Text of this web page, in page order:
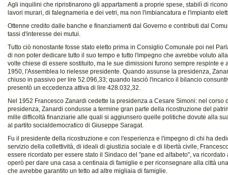
Agli inquilini che ripristinarono gli appartamenti a proprie spese, stabilì di
lavori murari, di falegnameria e dei vetri, ma non l'imbiancatura e l'impianto
Ottenne credito dalle banche e finanziamenti dal Governo e contributi dal
tassi d'interesse dei mutui.
Tutto ciò nonostante fosse stato eletto prima in Consiglio Comunale poi nel
di non poter dedicare tutto il suo tempo e tutto l'impegno che avrebbe voluto
volte chiese di essere sostituito, ma le sue dimissioni furono sempre respinte e
1950, l'Assemblea lo rielesse presidente. Quando assunse la presidenza,
chiuso in passivo per lire 52.096,33; quando lasciò l'incarico il bilancio
presentò un eccedenza attiva di lire 428.032,32.
Nel 1952 Francesco Zanardi cedette la presidenza a Cesare Simoni: nel corso
presidenza, Zanardi condusse a termine gran parte della ricostruzione del
mille difficoltà finanziarie alle quali si aggiunsero quelle politiche dovute alla
al partito socialdemocratico di Giuseppe Saragat.
Fu il presidente della ricostruzione e con l'esperienza e l'impegno di chi ha
servizio della collettività, di ideali di giustizia sociale e di libertà civile,
essere ricordato per essere stato il Sindaco del "pane ed alfabeto", va
operò per dare una casa a centinaia di famiglie e per riconsegnare alla città
che avrebbe garantito un tetto ad altre migliaia di famiglie.